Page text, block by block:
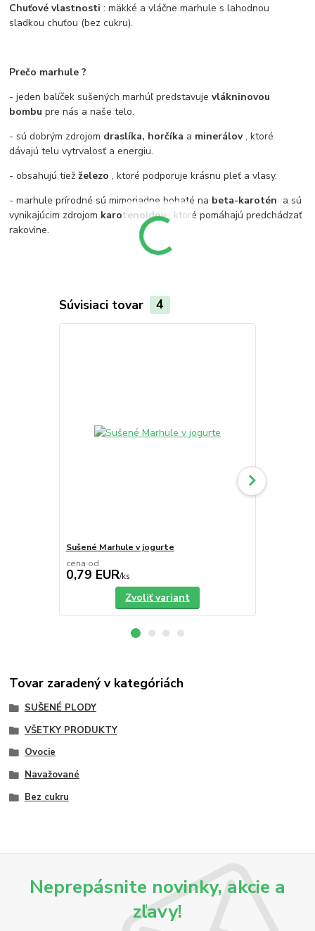
Chuťové vlastnosti : mäkké a vláčne marhule s lahodnou
sladkou chuťou (bez cukru).
Prečo marhule ?
- jeden balíček sušených marhúľ predstavujevlákninovou
bombu pre nás a naše telo.
- sú dobrým zdrojom draslíka, horčíka a minerálov, ktoré
dávajú telu vytrvalosť a energiu.
- obsahujú tiežželezo , ktoré podporuje krásnu pleť a vlasy.
- marhule prírodné sú mimoriadne bohaté na beta-karotén a sú
vynikajúcim zdrojom karotenoidov, ktoré pomáhajú predchádzať
rakovine.
Súvisiaci tovar 4
Sušené Marhule v jogurte
cena od
0,79 EUR/ks
Zvoliť variant
Tovar zaradený v kategóriách
SUŠENÉ PLODY
VŠETKY PRODUKTY
Ovocie
Navažované
Bez cukru
Neprepásnite novinky, akcie a
zľavy!